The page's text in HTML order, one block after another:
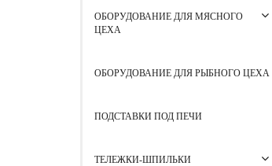
ОБОРУДОВАНИЕ ДЛЯ МЯСНОГО
ЦЕХА
ОБОРУДОВАНИЕ ДЛЯ РЫБНОГО ЦЕХА
ПОДСТАВКИ ПОД ПЕЧИ
ТЕЛЕЖКИ-ШПИЛЬКИ